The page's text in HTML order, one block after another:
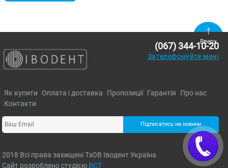
Вверх
Як купити Оплата і доставка Пропозиції Гарантія
Про нас
Контакти
Підписатись на новини
(067) 344-10-20
Зателефонуйте мені
2018 Всі права захищені ТзОВ Іводент Україна
Сайт розроблено студією ВСТ